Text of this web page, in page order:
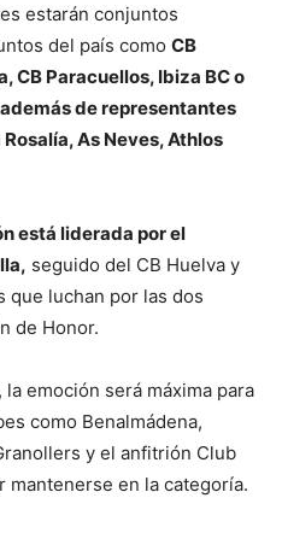
estarán conjuntos
del país como CB
,CB Paracuellos, Ibiza BCo
de representantes
,As Neves,Athlos
está liderada por el
seguido del CB Huelva y
que luchan por las dos
de Honor.
emoción será máxima para
como Benalmádena,
y el anfitrión Club
mantenerse en la categoría.